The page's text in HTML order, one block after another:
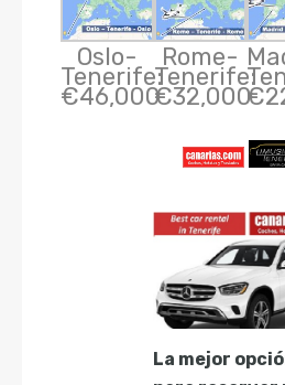
Oslo-
Tenerife:
€46,000
Rome-
Tenerife:
€32,000
La mejor